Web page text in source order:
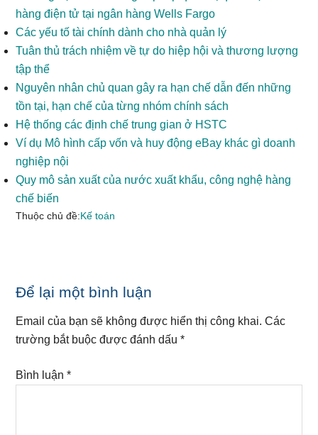
hàng điện tử tại ngân hàng Wells Fargo
Các yếu tố tài chính dành cho nhà quản lý
Tuân thủ trách nhiệm về tự do hiệp hội và thương lượng
tập thể
Nguyên nhân chủ quan gây ra hạn chế dẫn đến những
tồn tại, hạn chế của từng nhóm chính sách
Hệ thống các định chế trung gian ở HSTC
Ví dụ Mô hình cấp vốn và huy động eBay khác gì doanh
nghiệp nội
Quy mô sản xuất của nước xuất khẩu, công nghệ hàng
chế biến
Thuộc chủ đề:Kế toán
Reader
Interactions
Để lại một bình luận
Email của bạn sẽ không được hiển thị công khai. Các
trường bắt buộc được đánh dấu*
Bình luận*